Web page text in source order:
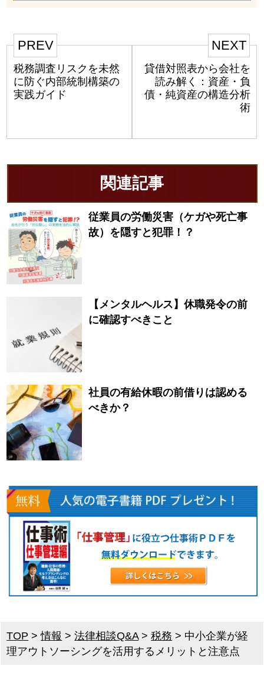
PREV
税務調査リスクを未然
に防ぐ内部統制構築の
実践ガイド
NEXT
貸借対照表から会社を
読み解く：資産・負
債・純資産の構造分析
術
関連記事
従業員の労働災害（ケガや死亡事
故）を隠すと犯罪！？
【メンタルヘルス】休職発令の前
に確認すべきこと
社員の有給休暇の前借りは認める
べきか？
TOP >情報 >法律相談Q&A>税務 > 中小企業が経
理アウトソーシングを活用するメリットと注意点